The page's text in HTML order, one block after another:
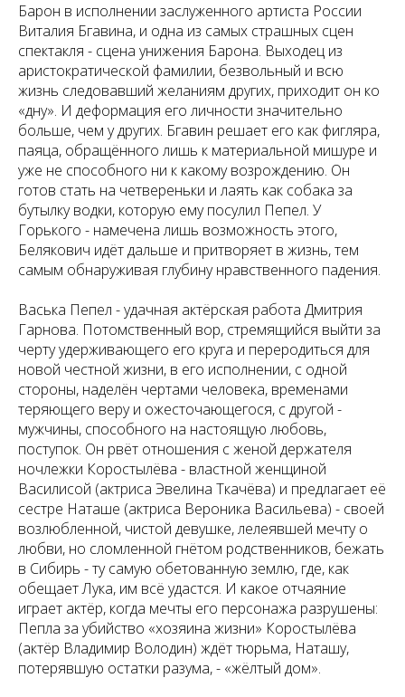
Барон в исполнении заслуженного артиста России
Виталия Бгавина, и одна из самых страшных сцен
спектакля - сцена унижения Барона. Выходец из
аристократической фамилии, безвольный и всю
жизнь следовавший желаниям других, приходит он ко
«дну». И деформация его личности значительно
больше, чем у других. Бгавин решает его как фигляра,
паяца, обращённого лишь к материальной мишуре и
уже не способного ни к какому возрождению. Он
готов стать на четвереньки и лаять как собака за
бутылку водки, которую ему посулил Пепел. У
Горького - намечена лишь возможность этого,
Белякович идёт дальше и притворяет в жизнь, тем
самым обнаруживая глубину нравственного падения.
Васька Пепел - удачная актёрская работа Дмитрия
Гарнова. Потомственный вор, стремящийся выйти за
черту удерживающего его круга и переродиться для
новой честной жизни, в его исполнении, с одной
стороны, наделён чертами человека, временами
теряющего веру и ожесточающегося, с другой -
мужчины, способного на настоящую любовь,
поступок. Он рвёт отношения с женой держателя
ночлежки Коростылёва - властной женщиной
Василисой (актриса Эвелина Ткачёва) и предлагает её
сестре Наташе (актриса Вероника Васильева) - своей
возлюбленной, чистой девушке, лелеявшей мечту о
любви, но сломленной гнётом родственников, бежать
в Сибирь - ту самую обетованную землю, где, как
обещает Лука, им всё удастся. И какое отчаяние
играет актёр, когда мечты его персонажа разрушены:
Пепла за убийство «хозяина жизни» Коростылёва
(актёр Владимир Володин) ждёт тюрьма, Наташу,
потерявшую остатки разума, - «жёлтый дом».